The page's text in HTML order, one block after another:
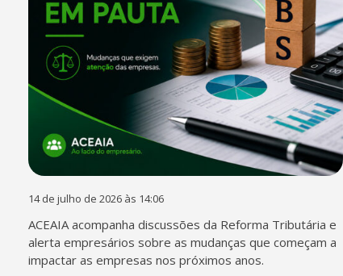
14 de julho de 2026 às 14:06
ACEAIA acompanha discussões da Reforma Tributária e
alerta empresários sobre as mudanças que começam a
impactar as empresas nos próximos anos.